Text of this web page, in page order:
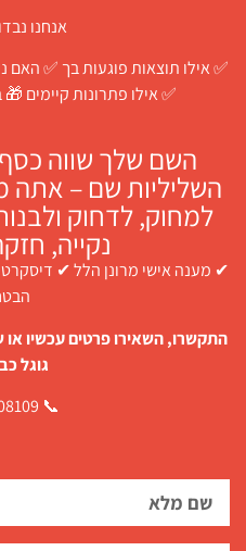
אנחנו
✅ אילו תוצאות פוגעות בך ✅ האם
✅ אילו פתרונות קיימים
השם שלך שווה
השליליות שם – אתה
למחוק, לדחוק
נקייה,
✔ מענה אישי מרונן הלל ✔
התקשרו, השאירו פרטים עכשיו
גוגל
📞 052-2508109